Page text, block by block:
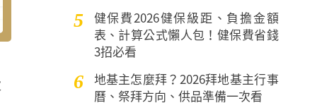
5
健保費2026健保級距、負擔金額
表、計算公式懶人包！健保費省錢
3招必看
6
地基主怎麼拜？2026拜地基主行事
曆、祭拜方向、供品準備一次看